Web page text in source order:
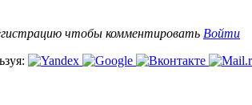
чтобы комментировать Войти